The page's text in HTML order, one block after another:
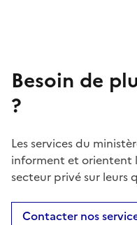
Besoin de
?
Les services du
informent et orientent
secteur privé sur leurs
Contacter nos